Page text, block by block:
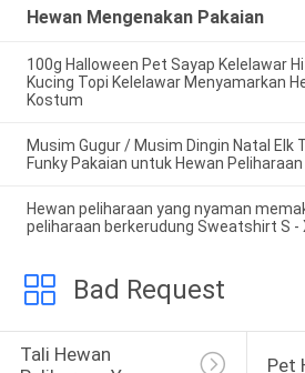
Hewan Mengenakan Pakaian
100g Halloween Pet Sayap Kelelawar
Kucing Topi Kelelawar Menyamarkan
Kostum
Musim Gugur / Musim Dingin Natal Elk
Funky Pakaian untuk Hewan Peliharaan
Hewan peliharaan yang nyaman
peliharaan berkerudung Sweatshirt S -
Bad Request
Tali Hewan
Pet